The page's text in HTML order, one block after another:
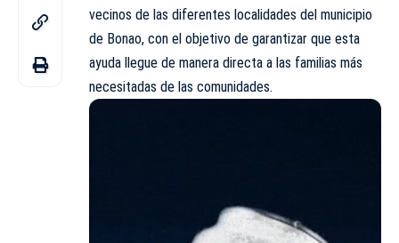
vecinos de las diferentes localidades del municipio
de Bonao, con el objetivo de garantizar que esta
ayuda llegue de manera directa a las familias más
necesitadas de las comunidades.